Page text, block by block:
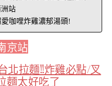
站
咖哩炸雞濃郁湯頭!
京站
北拉麵!!炸雞必點/叉
麵太好吃了